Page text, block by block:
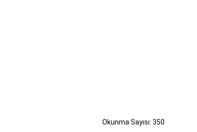
Okunma Sayısı: 350